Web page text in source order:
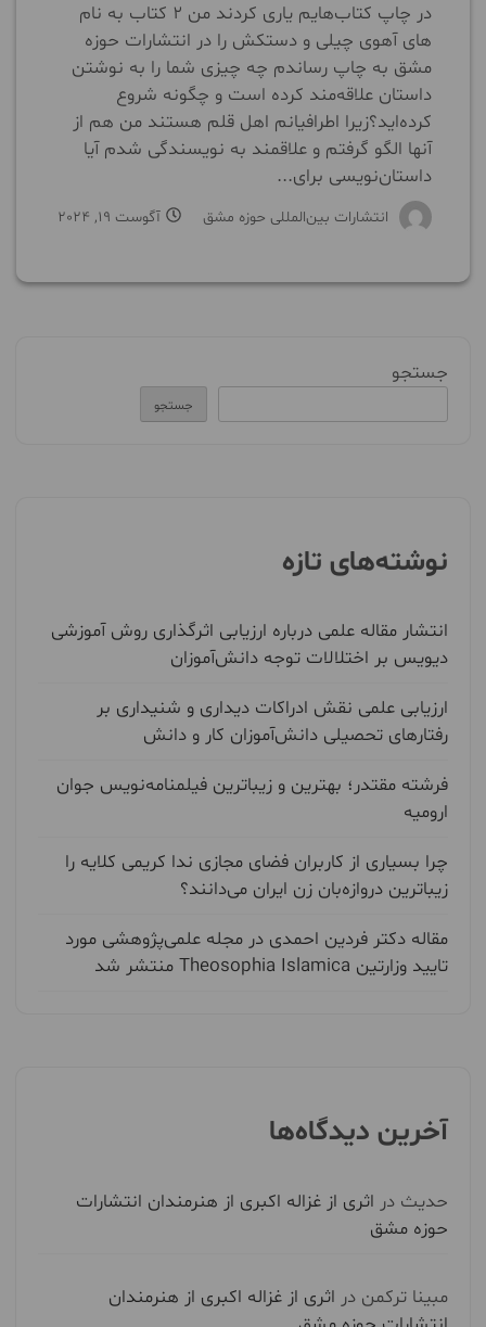
در چاپ کتاب‌هایم یاری کردند من ۲ کتاب به نام
های آهوی چیلی و دستکش را در انتشارات حوزه
مشق به چاپ رساندم چه چیزی شما را به نوشتن
داستان علاقه‌مند کرده است و چگونه شروع
کرده‌اید؟زیرا اطرافیانم اهل قلم هستند من هم از
آنها الگو گرفتم و علاقمند به نویسندگی شدم آیا
داستان‌نویسی برای...
انتشارات بین‌المللی حوزه مشق آگوست 19, 2024
جستجو
جستجو
نوشته‌های تازه
انتشار مقاله علمی درباره ارزیابی اثرگذاری روش آموزشی
دیویس بر اختلالات توجه دانش‌آموزان
ارزیابی علمی نقش ادراکات دیداری و شنیداری بر
رفتارهای تحصیلی دانش‌آموزان کار و دانش
فرشته مقتدر؛ بهترین و زیباترین فیلمنامه‌نویس جوان
ارومیه
چرا بسیاری از کاربران فضای مجازی ندا کریمی کلایه را
زیباترین دروازه‌بان زن ایران می‌دانند؟
مقاله دکتر فردین احمدی در مجله علمی‌پژوهشی مورد
تایید وزارتین Theosophia Islamica منتشر شد
آخرین دیدگاه‌ها
حدیث در اثری از غزاله اکبری از هنرمندان انتشارات
حوزه مشق
مبینا ترکمن در اثری از غزاله اکبری از هنرمندان